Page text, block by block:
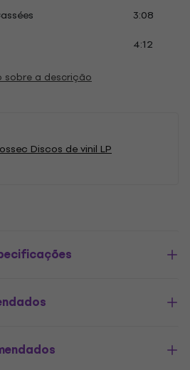
3:08
4:12
sobre a descrição
Discos de vinil LP